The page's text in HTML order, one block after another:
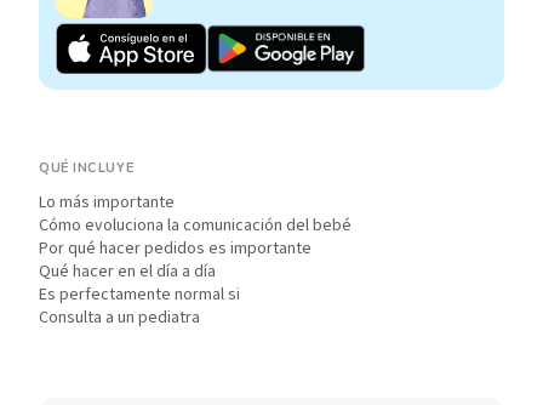
QUÉ INCLUYE
Lo más importante
Cómo evoluciona la comunicación del bebé
Por qué hacer pedidos es importante
Qué hacer en el día a día
Es perfectamente normal si
Consulta a un pediatra